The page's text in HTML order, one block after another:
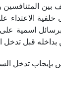
الاعتداء
برسائل اسمية
قبل تدخل
تدخل